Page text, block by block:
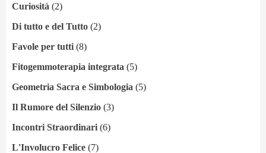
Curiosità (2)
Di tutto e del Tutto (2)
Favole per tutti (8)
Fitogemmoterapia integrata (5)
Geometria Sacra e Simbologia (5)
Il Rumore del Silenzio (3)
Incontri Straordinari (6)
L'Involucro Felice (7)